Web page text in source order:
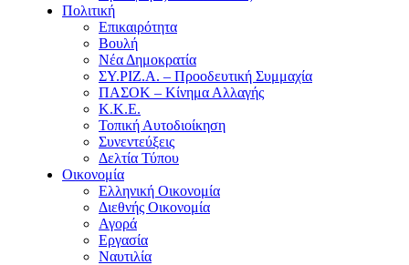
Πολιτική
Επικαιρότητα
Βουλή
Νέα Δημοκρατία
ΣΥ.ΡΙΖ.Α. – Προοδευτική Συμμαχία
ΠΑΣΟΚ – Κίνημα Αλλαγής
Κ.Κ.Ε.
Τοπική Αυτοδιοίκηση
Συνεντεύξεις
Δελτία Τύπου
Οικονομία
Ελληνική Οικονομία
Διεθνής Οικονομία
Αγορά
Εργασία
Ναυτιλία